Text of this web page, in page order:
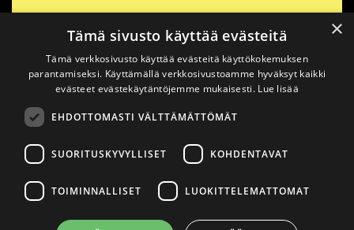
Yhteystiedot
Ajankohtaista
Vinkkaa materiaali!
© 2026Katsomusdialogi.Made with ❤ byAvoin.Systems
×
Tämä sivusto käyttää evästeitä
Tämä verkkosivusto käyttää evästeitä käyttökokemuksen
parantamiseksi. Käyttämällä verkkosivustoamme hyväksyt kaikki
evästeet evästekäytäntöjemme mukaisesti. Lue lisää
EHDOTTOMASTI VÄLTTÄMÄTTÖMÄT
SUORITUSKYVYLLISET KOHDENTAVAT
TOIMINNALLISET LUOKITTELEMATTOMAT